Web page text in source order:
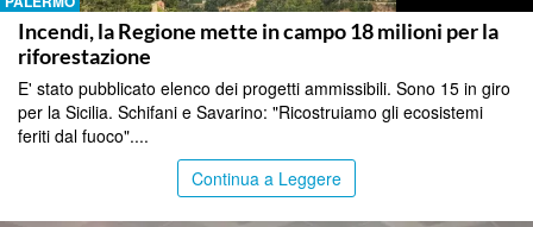
Incendi, la Regione mette in campo 18 milioni per la
riforestazione
E' stato pubblicato elenco dei progetti ammissibili. Sono 15 in giro
per la Sicilia. Schifani e Savarino: "Ricostruiamo gli ecosistemi
feriti dal fuoco"....
Continua a Leggere